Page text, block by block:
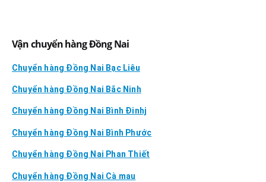
Vận chuyển hàng Đồng Nai
Chuyển hàng Đồng Nai Bạc Liêu
Chuyển hàng Đồng Nai Bắc Ninh
Chuyển hàng Đồng Nai Bình Đinhj
Chuyển hàng Đồng Nai Bình Phước
Chuyển hàng Đồng Nai Phan Thiết
Chuyển hàng Đồng Nai Cà mau